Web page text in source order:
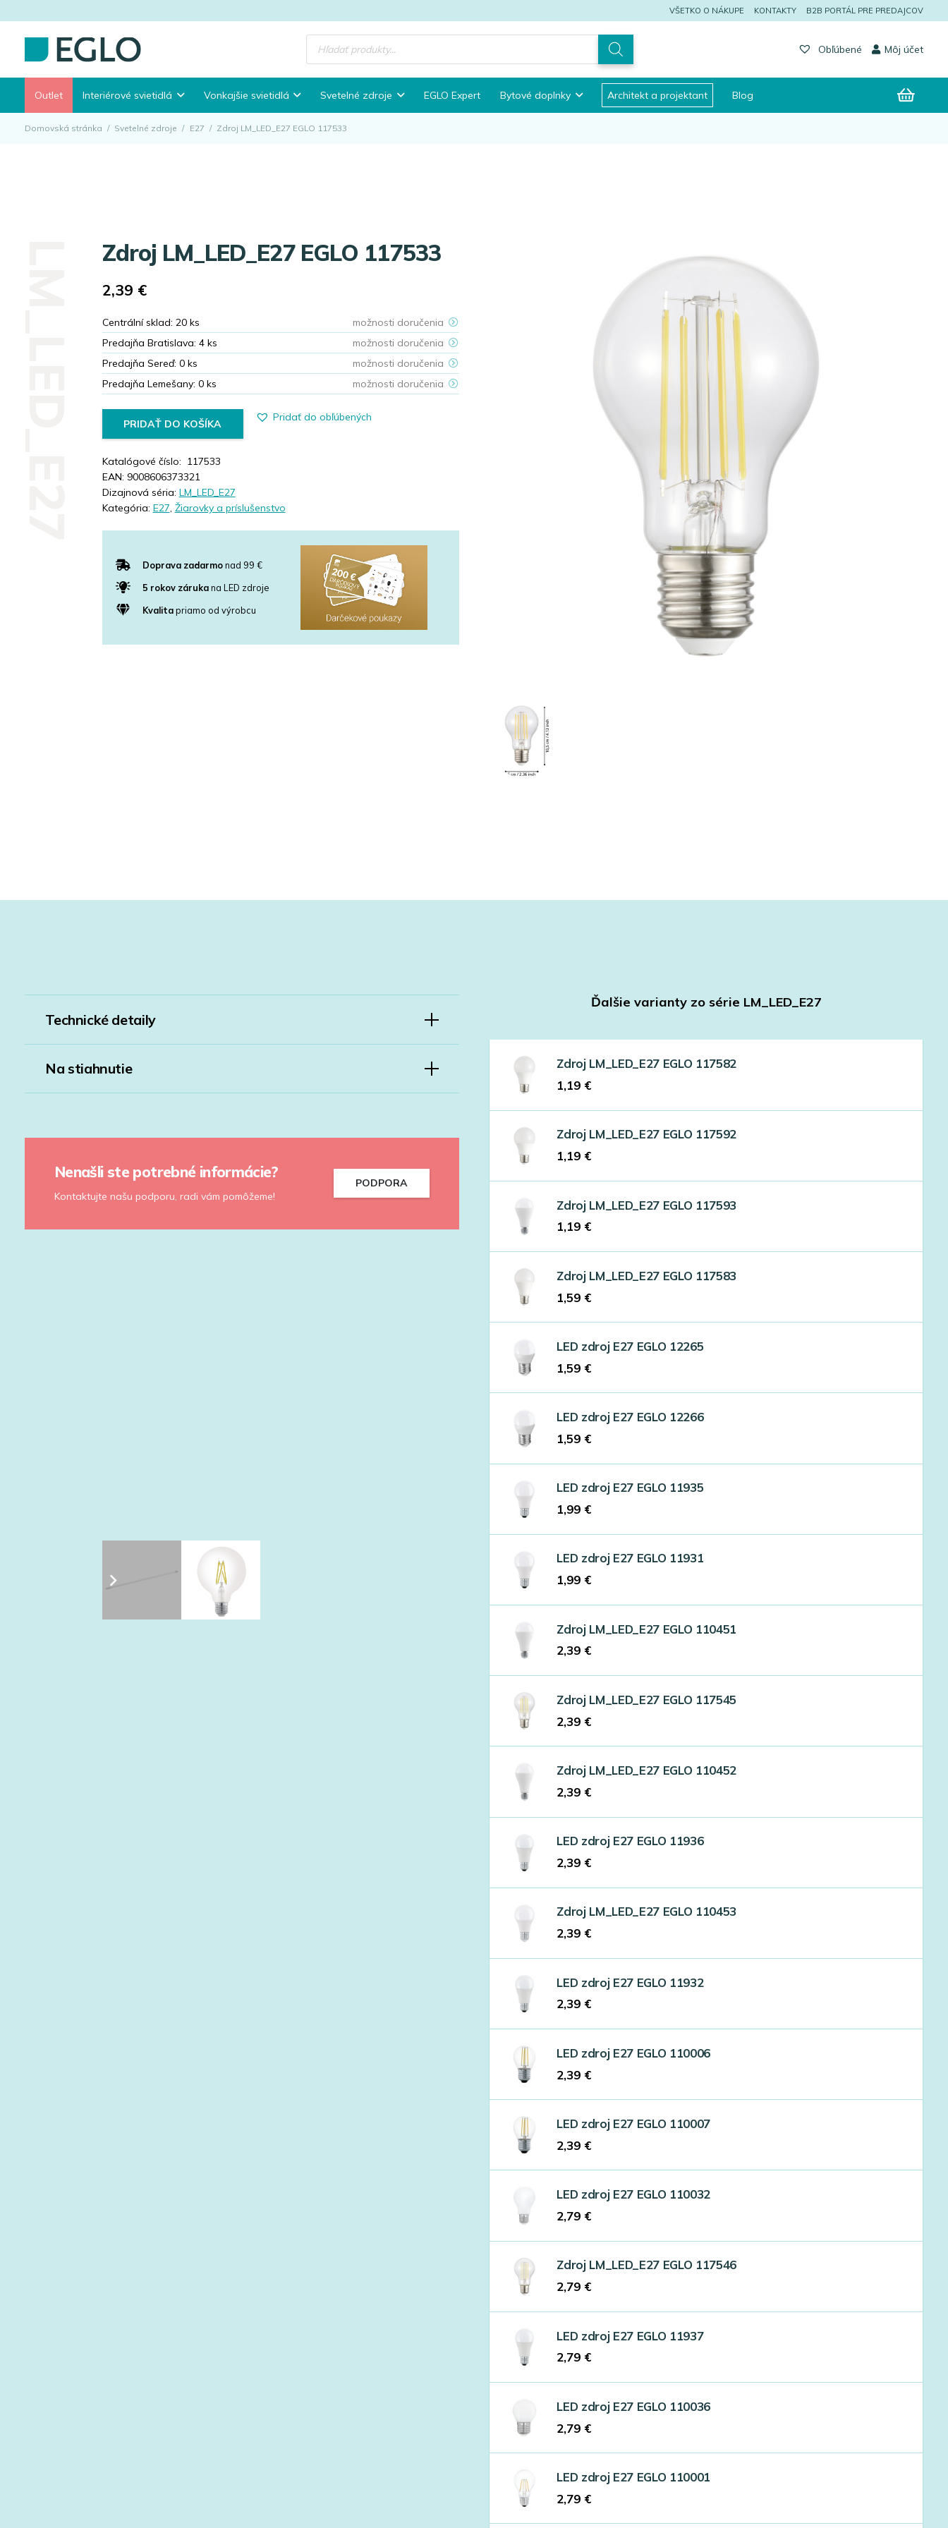
VŠETKO O NÁKUPE KONTAKTY B2B PORTÁL PRE PREDAJCOV
Products
search
Obľúbené Môj účet
Outlet Interiérové svietidlá Vonkajšie svietidlá Svetelné zdroje EGLO Expert Bytové doplnky Architekt a projektant Blog
Domovská stránka / Svetelné zdroje / E27 / Zdroj LM_LED_E27 EGLO 117533
Zdroj LM_LED_E27 EGLO 117533
2,39 €
Centrální sklad: 20ks
možnosti doručenia
Predajňa Bratislava: 4ks
možnosti doručenia
Predajňa Sereď: 0ks
možnosti doručenia
Predajňa Lemešany: 0ks možnosti doručenia
PRIDAŤ DO KOŠÍKA
Pridať do obľúbených
Katalógové číslo: 117533
EAN: 9008606373321
Dizajnová séria: LM_LED_E27
Kategória: E27 Žiarovky a príslušenstvo
Doprava zadarmonad 99 €
5 rokov zárukana LED zdroje
Kvalitapriamo od výrobcu
Technické detaily
Na stiahnutie
Nenašli ste potrebné informácie?
Kontaktujte našu podporu, radi vám pomôžeme!
PODPORA
Ďalšie varianty zo série LM_LED_E27
Zdroj LM_LED_E27 EGLO 117582
1,19 €
Zdroj LM_LED_E27 EGLO 117592
1,19 €
Zdroj LM_LED_E27 EGLO 117593
1,19 €
Zdroj LM_LED_E27 EGLO 117583
1,59 €
LED zdroj E27 EGLO 12265
1,59 €
LED zdroj E27 EGLO 12266
1,59 €
LED zdroj E27 EGLO 11935
1,99 €
LED zdroj E27 EGLO 11931
1,99 €
Zdroj LM_LED_E27 EGLO 110451
2,39 €
Zdroj LM_LED_E27 EGLO 117545
2,39 €
Zdroj LM_LED_E27 EGLO 110452
2,39 €
LED zdroj E27 EGLO 11936
2,39 €
Zdroj LM_LED_E27 EGLO 110453
2,39 €
LED zdroj E27 EGLO 11932
2,39 €
LED zdroj E27 EGLO 110006
2,39 €
LED zdroj E27 EGLO 110007
2,39 €
LED zdroj E27 EGLO 110032
2,79 €
Zdroj LM_LED_E27 EGLO 117546
2,79 €
LED zdroj E27 EGLO 11937
2,79 €
LED zdroj E27 EGLO 110036
2,79 €
LED zdroj E27 EGLO 110001
2,79 €